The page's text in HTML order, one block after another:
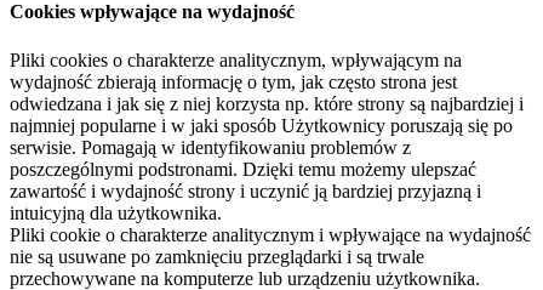
Cookies wpływające na wydajność
Pliki cookies o charakterze analitycznym, wpływającym na
wydajność zbierają informację o tym, jak często strona jest
odwiedzana i jak się z niej korzysta np. które strony są najbardziej i
najmniej popularne i w jaki sposób Użytkownicy poruszają się po
serwisie. Pomagają w identyfikowaniu problemów z
poszczególnymi podstronami. Dzięki temu możemy ulepszać
zawartość i wydajność strony i uczynić ją bardziej przyjazną i
intuicyjną dla użytkownika.
Pliki cookie o charakterze analitycznym i wpływające na wydajność
nie są usuwane po zamknięciu przeglądarki i są trwale
przechowywane na komputerze lub urządzeniu użytkownika.